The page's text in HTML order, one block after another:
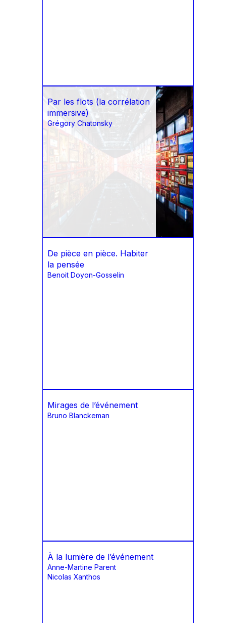
Par les flots (la corrélation
immersive)
Grégory Chatonsky
De pièce en pièce. Habiter
la pensée
Benoit Doyon-Gosselin
Mirages de l’événement
Bruno Blanckeman
À la lumière de l’événement
Anne-Martine Parent
Nicolas Xanthos